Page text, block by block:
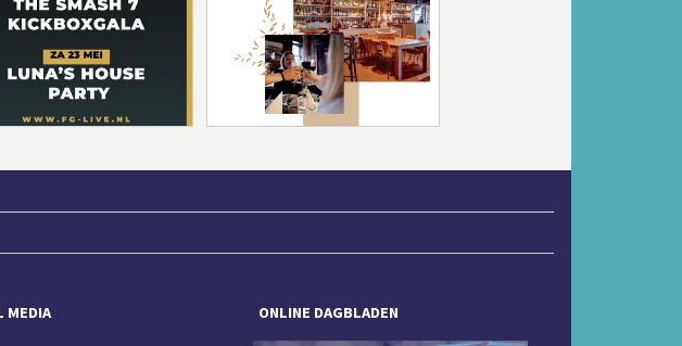
MEDIA ONLINE DAGBLADEN